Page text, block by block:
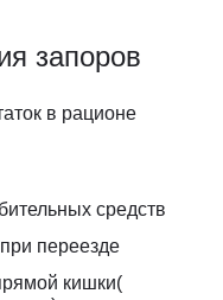
запоров
в рационе
средств
переезде
кишки(